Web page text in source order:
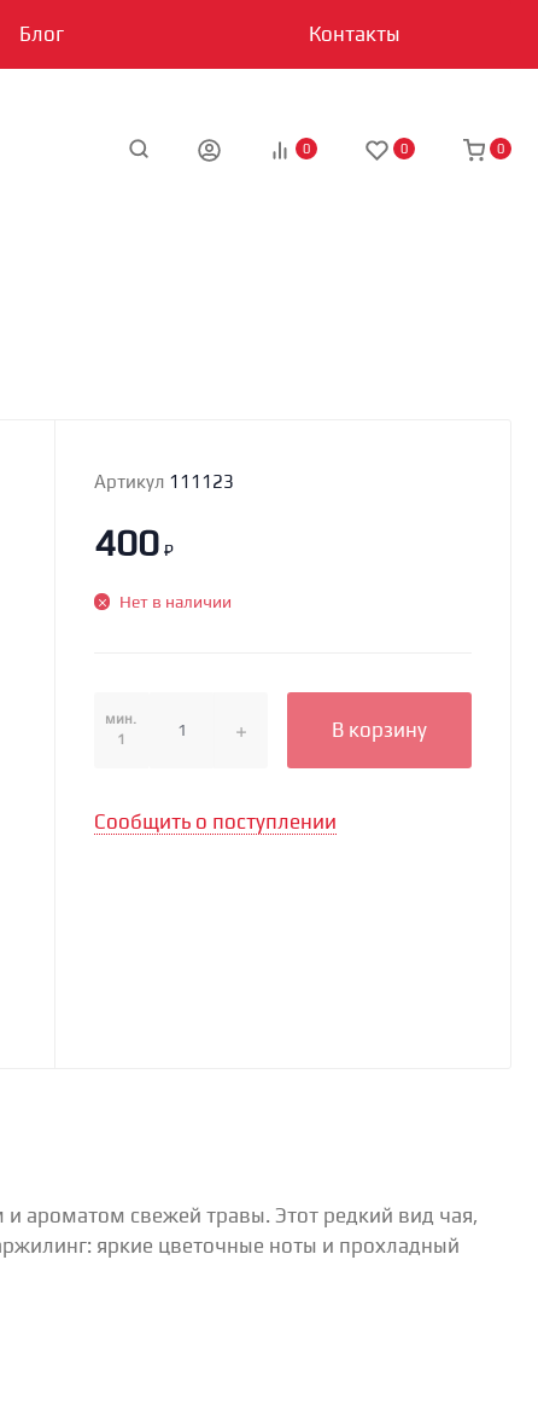
Блог Контакты
0 0 0
Артикул 111123
400 ₽
Нет в наличии
мин.
1
В корзину
Сообщить о поступлении
ароматом свежей травы. Этот редкий вид чая,
яркие цветочные ноты и прохладный